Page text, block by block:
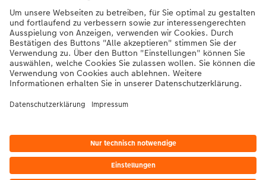
Bei Fragen zu Produkten oder der Bestellung können Sie uns gerne von
Montag bis Samstag von 8:00 – 20:00 Uhr und Sonntag von 10:00 –
20:00 Uhr (gesetzliche Feiertage ausgenommen) unter der
Telefonnummer043 5500 564kontaktieren.
DE| FR|IT
Produkt hat ggfs. einen höheren Preis.
|AGB|Datenschutz|Impressum